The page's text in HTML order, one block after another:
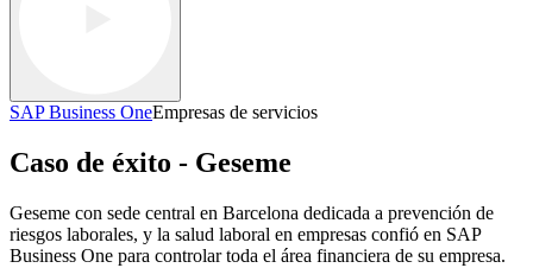
SAP Business OneEmpresas de servicios
Caso de éxito - Geseme
Geseme con sede central en Barcelona dedicada a prevención de
riesgos laborales, y la salud laboral en empresas confió en SAP
Business One para controlar toda el área financiera de su empresa.